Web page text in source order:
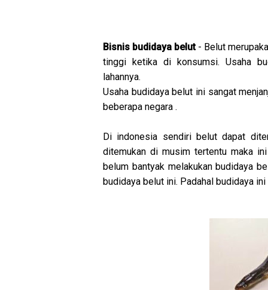
Bisnis budidaya belut- Belut
tinggi ketika di konsumsi. Usaha
lahannya.
Usaha budidaya belut ini sangat
beberapa negara .
Di indonesia sendiri belut dapat
ditemukan di musim tertentu maka
belum bantyak melakukan budidaya
budidaya belut ini. Padahal budidaya